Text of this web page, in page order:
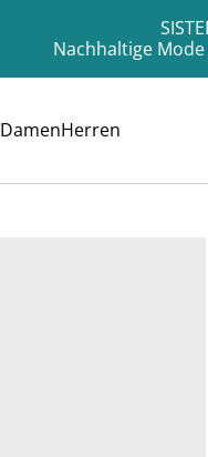
Nachhaltige
DamenHerren